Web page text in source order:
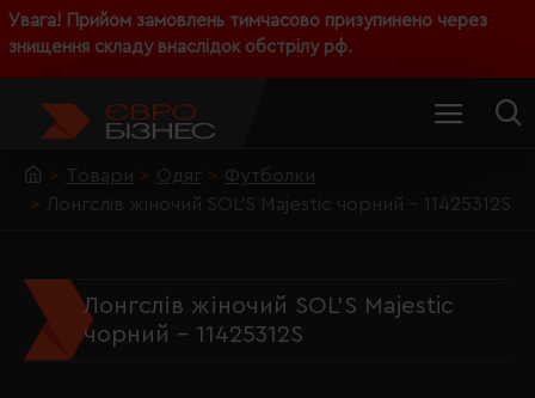
Увага! Прийом замовлень тимчасово призупинено через
знищення складу внаслідок обстрілу рф.
Товари Одяг
Футболки
Лонгслів жіночий SOL'S Majestic чорний - 11425312S
Лонгслів жіночий SOL'S Majestic
чорний - 11425312S